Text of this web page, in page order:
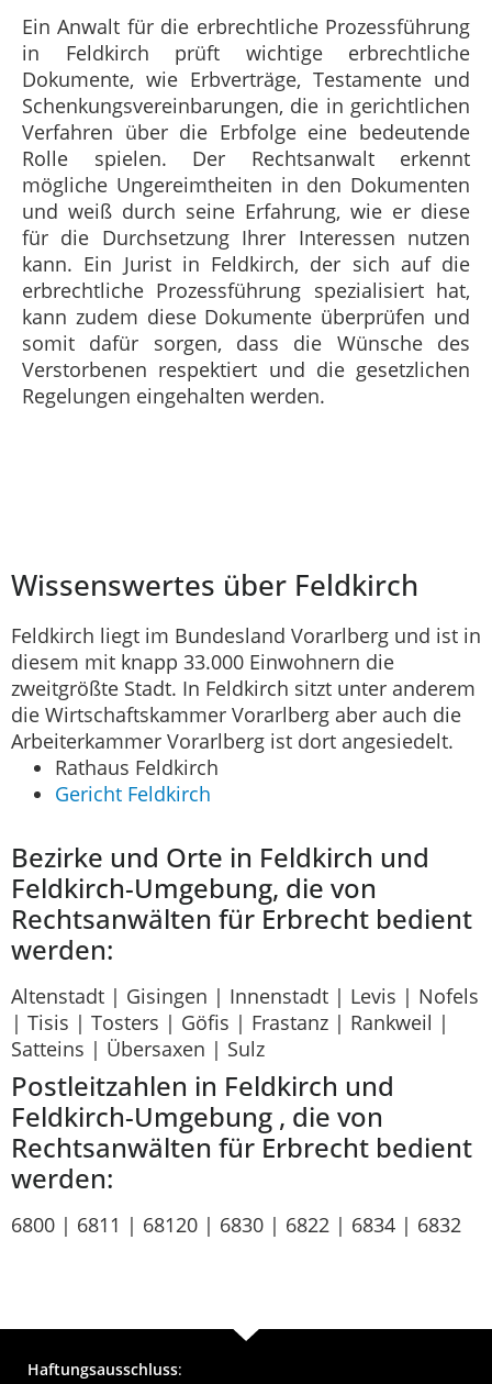
Ein Anwalt für die erbrechtliche Prozessführung
in Feldkirch prüft wichtige erbrechtliche
Dokumente, wie Erbverträge, Testamente und
Schenkungsvereinbarungen, die in gerichtlichen
Verfahren über die Erbfolge eine bedeutende
Rolle spielen. Der Rechtsanwalt erkennt
mögliche Ungereimtheiten in den Dokumenten
und weiß durch seine Erfahrung, wie er diese
für die Durchsetzung Ihrer Interessen nutzen
kann. Ein Jurist in Feldkirch, der sich auf die
erbrechtliche Prozessführung spezialisiert hat,
kann zudem diese Dokumente überprüfen und
somit dafür sorgen, dass die Wünsche des
Verstorbenen respektiert und die gesetzlichen
Regelungen eingehalten werden.
Wissenswertes über Feldkirch
Feldkirch liegt im Bundesland Vorarlberg und ist in
diesem mit knapp 33.000 Einwohnern die
zweitgrößte Stadt. In Feldkirch sitzt unter anderem
die Wirtschaftskammer Vorarlberg aber auch die
Arbeiterkammer Vorarlberg ist dort angesiedelt.
Rathaus Feldkirch
Gericht Feldkirch
Bezirke und Orte in Feldkirch und
Feldkirch-Umgebung, die von
Rechtsanwälten für Erbrecht bedient
werden:
Altenstadt | Gisingen | Innenstadt | Levis | Nofels
| Tisis | Tosters | Göfis | Frastanz | Rankweil |
Satteins | Übersaxen | Sulz
Postleitzahlen in Feldkirch und
Feldkirch-Umgebung , die von
Rechtsanwälten für Erbrecht bedient
werden:
6800 | 6811 | 68120 | 6830 | 6822 | 6834 | 6832
Haftungsausschluss: